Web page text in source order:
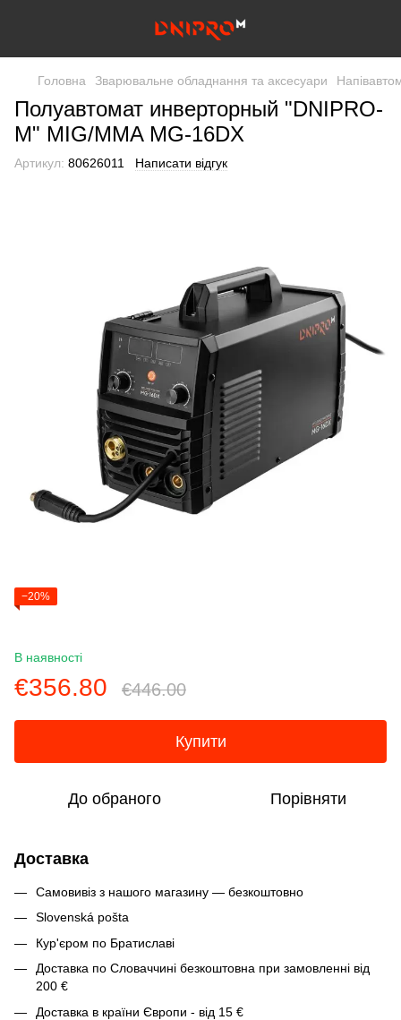
Головна Зварювальне обладнання та аксесуари
Полуавтомат инверторный "DNIPRO-
М" MIG/MMA MG-16DX
Артикул: 80626011 Написати відгук
−20%
В наявності
€356.80 €446.00
Купити
До обраного Порівняти
Доставка
Самовивіз з нашого магазину — безкоштовно
Slovenská pošta
Кур'єром по Братиславі
Доставка по Словаччині безкоштовна при замовленні від
200 €
Доставка в країни Європи - від 15 €